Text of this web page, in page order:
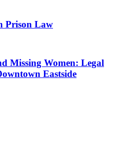
Prison Law
Missing Women: Legal
Eastside